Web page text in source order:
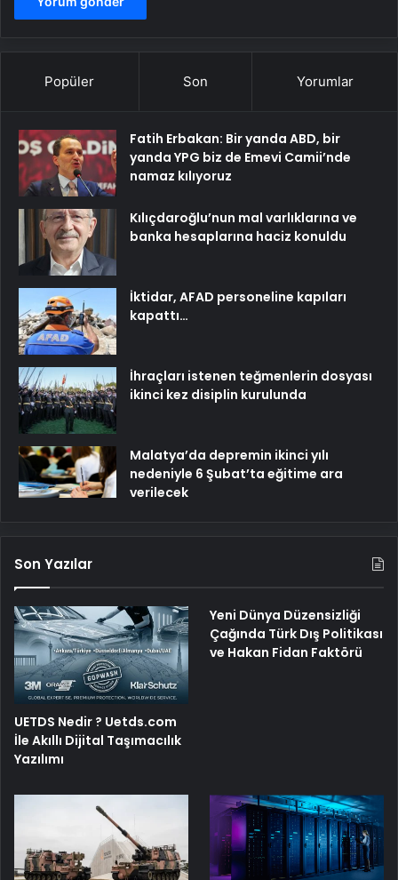
Popüler Son Yorumlar
Fatih Erbakan: Bir yanda ABD, bir
yanda YPG biz de Emevi Camii’nde
namaz kılıyoruz
Kılıçdaroğlu’nun mal varlıklarına ve
banka hesaplarına haciz konuldu
İktidar, AFAD personeline kapıları
kapattı…
İhraçları istenen teğmenlerin dosyası
ikinci kez disiplin kurulunda
Malatya’da depremin ikinci yılı
nedeniyle 6 Şubat’ta eğitime ara
verilecek
Son Yazılar
UETDS Nedir ? Uetds.com
İle Akıllı Dijital Taşımacılık
Yazılımı
Yeni Dünya Düzensizliği
Çağında Türk Dış Politikası
ve Hakan Fidan Faktörü